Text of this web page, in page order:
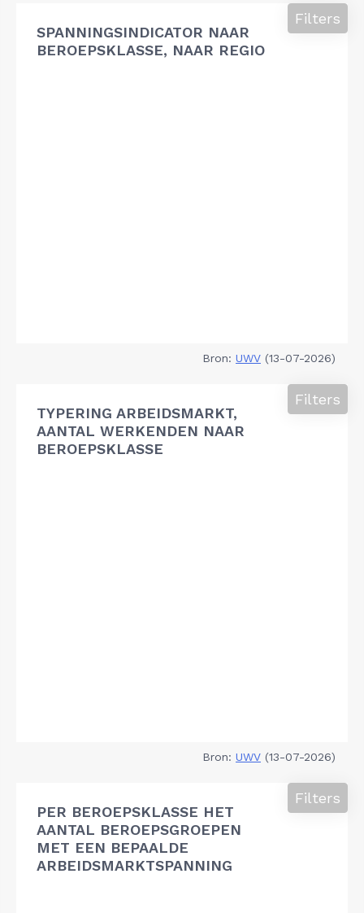
SPANNINGSINDICATOR NAAR
BEROEPSKLASSE, NAAR REGIO
Filters
Bron: UWV (13-07-2026)
TYPERING ARBEIDSMARKT,
AANTAL WERKENDEN NAAR
BEROEPSKLASSE
Filters
Bron: UWV (13-07-2026)
PER BEROEPSKLASSE HET
AANTAL BEROEPSGROEPEN
MET EEN BEPAALDE
ARBEIDSMARKTSPANNING
Filters